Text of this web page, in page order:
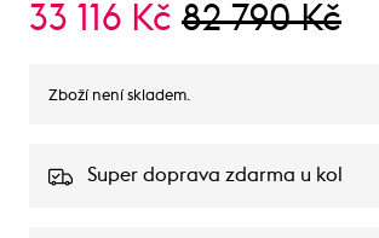
33 116 Kč 82 790 Kč
Zboží není skladem.
Super doprava zdarma u kol